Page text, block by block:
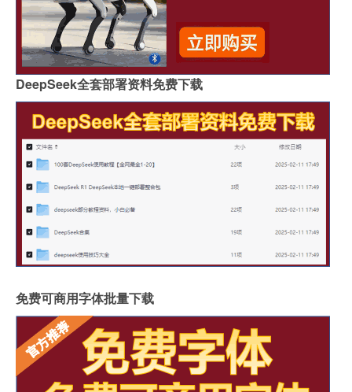
DeepSeek全套部署资料免费下载
免费可商用字体批量下载